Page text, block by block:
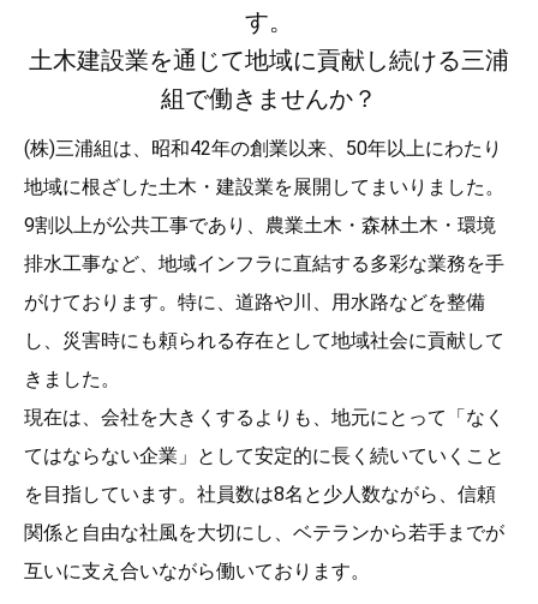
す。
土木建設業を通じて地域に貢献し続ける三浦
組で働きませんか？
(株)三浦組は、昭和42年の創業以来、50年以上にわたり
地域に根ざした土木・建設業を展開してまいりました。
9割以上が公共工事であり、農業土木・森林土木・環境
排水工事など、地域インフラに直結する多彩な業務を手
がけております。特に、道路や川、用水路などを整備
し、災害時にも頼られる存在として地域社会に貢献して
きました。
現在は、会社を大きくするよりも、地元にとって「なく
てはならない企業」として安定的に長く続いていくこと
を目指しています。社員数は8名と少人数ながら、信頼
関係と自由な社風を大切にし、ベテランから若手までが
互いに支え合いながら働いております。